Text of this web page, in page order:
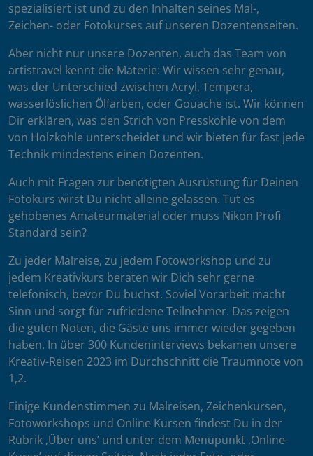
spezialisiert ist und zu den Inhalten seines Mal-,
Zeichen- oder Fotokurses auf unseren Dozentenseiten.
Aber nicht nur unsere Dozenten, auch das Team von
artistravel kennt die Materie: Wir wissen sehr genau,
was der Unterschied zwischen Acryl, Tempera,
wasserlöslichen Ölfarben, oder Gouache ist. Wir können
Dir erklären, was den Strich von Presskohle von dem
von Holzkohle unterscheidet und wir bieten für fast jede
Technik mindestens einen Dozenten.
Auch mit Fragen zur benötigten Ausrüstung für Deinen
Fotokurs wirst Du nicht alleine gelassen. Tut es
gehobenes Amateurmaterial oder muss Nikon Profi
Standard sein?
Zu jeder Malreise, zu jedem Fotoworkshop und zu
jedem Kreativkurs beraten wir Dich sehr gerne
telefonisch, bevor Du buchst. Soviel Vorarbeit macht
Sinn und sorgt für zufriedene Teilnehmer. Das zeigen
die guten Noten, die Gäste uns immer wieder gegeben
haben. In über 300 Kundeninterviews bekamen unsere
Kreativ-Reisen 2023 im Durchschnitt die Traumnote von
1,2.
Einige Kundenstimmen zu Malreisen, Zeichenkursen,
Fotoworkshops und Online Kursen findest Du in der
Rubrik ‚Über uns’ und unter dem Menüpunkt ‚Online-